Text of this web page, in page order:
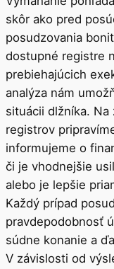
skôr ako pred
posudzovania
dostupné registre
prebiehajúcich
analýza nám
situácii dlžníka.
registrov
informujeme o
či je vhodnejšie
alebo je lepšie
Každý prípad
pravdepodobnosť
súdne konanie a
V závislosti od